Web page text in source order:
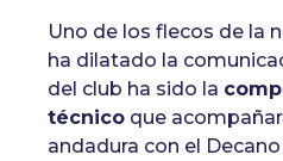
Uno de los flecos de la
ha dilatado la
del club ha sido la
técnico que
andadura con el